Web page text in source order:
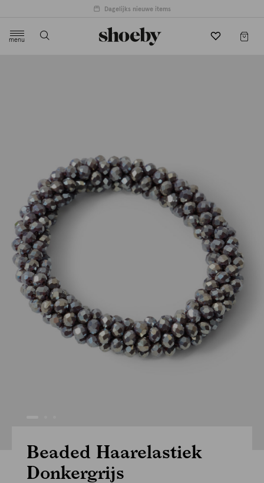
Dagelijks nieuwe items
menu
Beaded Haarelastiek
Donkergrijs